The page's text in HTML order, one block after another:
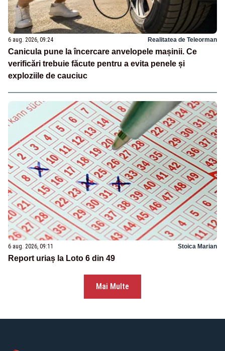
6 aug. 2026, 09:24 Realitatea de Teleorman
Canicula pune la încercare anvelopele mașinii. Ce
verificări trebuie făcute pentru a evita penele și
exploziile de cauciuc
6 aug. 2026, 09:11 Stoica Marian
Report uriaș la Loto 6 din 49
Mai Multe